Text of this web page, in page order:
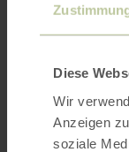
Diese
Wir
Anzeigen
soziale
Begrenzte
Personen)